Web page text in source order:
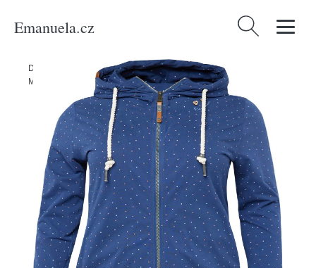
Emanuela.cz Vyhledávání
Domů Ženy/Oblečení/Móda pro plnoštíhlé
Mikina 'PAYA' Ragwear Plus indigo / mix barev